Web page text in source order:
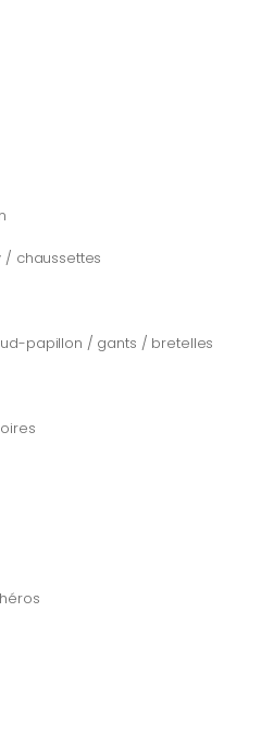
chaussettes
papillon / gants / bretelles